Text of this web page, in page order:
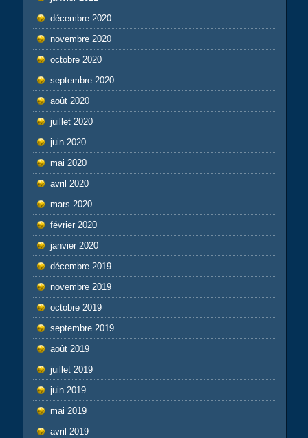
décembre 2020
novembre 2020
octobre 2020
septembre 2020
août 2020
juillet 2020
juin 2020
mai 2020
avril 2020
mars 2020
février 2020
janvier 2020
décembre 2019
novembre 2019
octobre 2019
septembre 2019
août 2019
juillet 2019
juin 2019
mai 2019
avril 2019